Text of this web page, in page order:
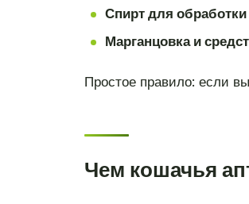
Спирт для обработки
Марганцовка и
Простое правило: если
Чем кошачья